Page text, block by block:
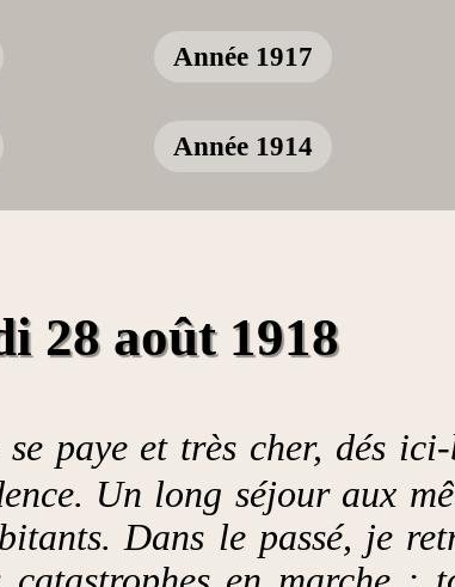
Année 1917
Année 1914
28 août 1918
paye et très cher, dés
Un long séjour aux
Dans le passé, je